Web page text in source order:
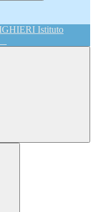
Istituto